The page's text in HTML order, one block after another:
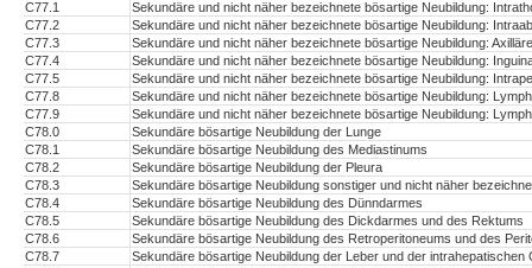
C77.1
Sekundäre und nicht näher bezeichnete bösartige Neubildung:
C77.2
Sekundäre und nicht näher bezeichnete bösartige Neubildung:
C77.3
Sekundäre und nicht näher bezeichnete bösartige Neubildung:
C77.4
Sekundäre und nicht näher bezeichnete bösartige Neubildung:
C77.5
Sekundäre und nicht näher bezeichnete bösartige Neubildung:
C77.8
Sekundäre und nicht näher bezeichnete bösartige Neubildung:
C77.9
Sekundäre und nicht näher bezeichnete bösartige Neubildung:
C78.0
Sekundäre bösartige Neubildung der Lunge
C78.1
Sekundäre bösartige Neubildung des Mediastinums
C78.2
Sekundäre bösartige Neubildung der Pleura
C78.3
Sekundäre bösartige Neubildung sonstiger und nicht näher
C78.4
Sekundäre bösartige Neubildung des Dünndarmes
C78.5
Sekundäre bösartige Neubildung des Dickdarmes und des Rektums
C78.6
Sekundäre bösartige Neubildung des Retroperitoneums und des
C78.7
Sekundäre bösartige Neubildung der Leber und der intrahepatischen